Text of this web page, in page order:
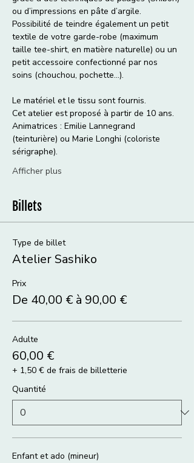
ou d’impressions en pâte d’argile.
Possibilité de teindre également un petit
textile de votre garde-robe (maximum
taille tee-shirt, en matière naturelle) ou un
petit accessoire confectionné par nos
soins (chouchou, pochette...).
Le matériel et le tissu sont fournis.
Cet atelier est proposé à partir de 10 ans.
Animatrices : Emilie Lannegrand
(teinturière) ou Marie Longhi (coloriste
sérigraphe).
Afficher plus
Billets
Type de billet
Atelier Sashiko
Prix
De 40,00 € à 90,00 €
Adulte
60,00 €
+ 1,50 € de frais de billetterie
Quantité
Enfant et ado (mineur)